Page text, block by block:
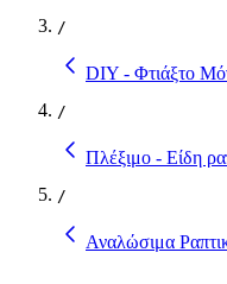
/
DIY - Φτιάξτο
/
Πλέξιμο - Είδη
/
Αναλώσιμα